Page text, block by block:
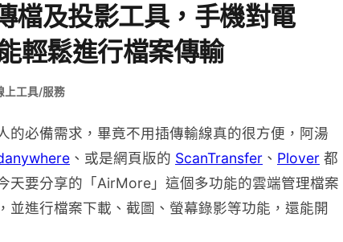
及投影工具，手機對電
輕鬆進行檔案傳輸
上工具/服務
的必備需求，畢竟不用插傳輸線真的很方便，阿湯
、或是網頁版的 ScanTransfer 、 Plover 都
天要分享的「AirMore」這個多功能的雲端管理檔案
並進行檔案下載、截圖、螢幕錄影等功能，還能開